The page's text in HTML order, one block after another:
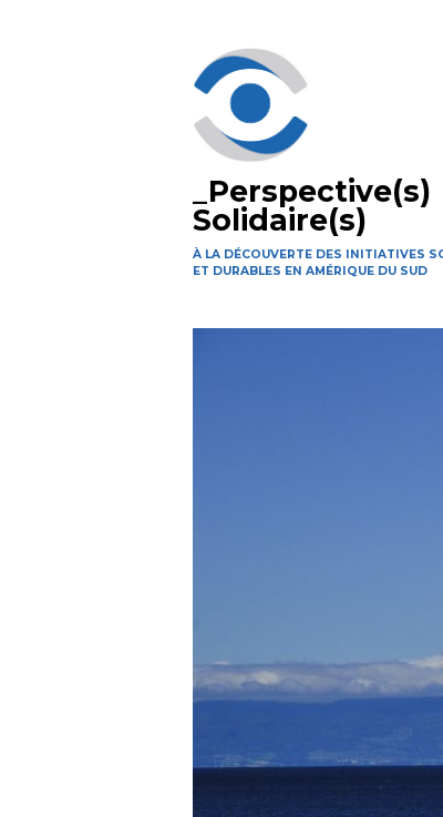
contenu
principal
_Perspective(s)
Solidaire(s)
À LA DÉCOUVERTE DES INITIATIVES
ET DURABLES EN AMÉRIQUE DU SUD